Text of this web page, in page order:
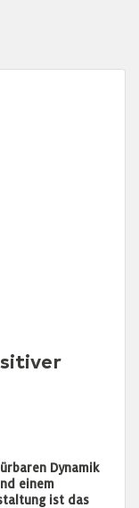
Dynamik
einem
ist das